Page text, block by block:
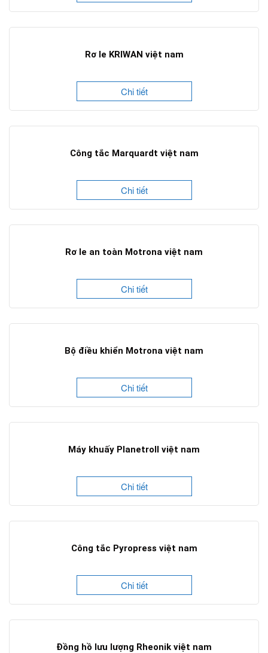
Rơ le KRIWAN việt nam
Chi tiết
Công tắc Marquardt việt nam
Chi tiết
Rơ le an toàn Motrona việt nam
Chi tiết
Bộ điều khiển Motrona việt nam
Chi tiết
Máy khuấy Planetroll việt nam
Chi tiết
Công tắc Pyropress việt nam
Chi tiết
Đồng hồ lưu lượng Rheonik việt nam